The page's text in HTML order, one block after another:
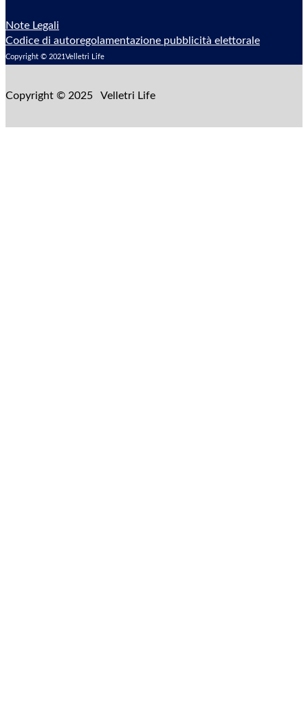
Note Legali
Codice di autoregolamentazione pubblicità elettorale
Copyright © 2021Velletri Life
Copyright © 2025 Velletri Life